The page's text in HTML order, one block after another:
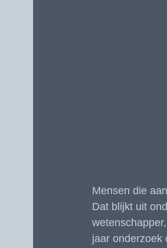
Mensen die
Dat blijkt uit
jaar onderzoek